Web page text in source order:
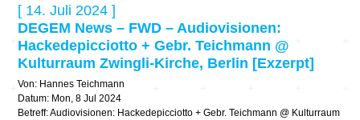
[ 14. Juli 2024 ]
DEGEM News – FWD – Audiovisionen:
Hackedepicciotto + Gebr. Teichmann @
Kulturraum Zwingli-Kirche, Berlin [Exzerpt]
Von: Hannes Teichmann
Datum: Mon, 8 Jul 2024
Betreff: Audiovisionen: Hackedepicciotto + Gebr. Teichmann @ Kulturraum